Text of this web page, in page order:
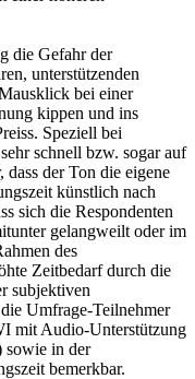
die Gefahr der
unterstützenden
bei einer
kippen und ins
Speziell bei
schnell bzw. sogar auf
der Ton die eigene
künstlich nach
sich die Respondenten
gelangweilt oder im
des
Zeitbedarf durch die
subjektiven
Umfrage-Teilnehmer
mit Audio-Unterstützung
sowie in der
bemerkbar.